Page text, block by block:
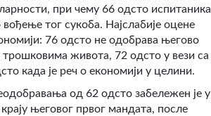
при чему 66 одсто испитаника
тог сукоба. Најслабије оцене
76 одсто не одобрава његово
трошковима живота, 72 одсто у вези са
када је реч о економији у целини.
од 62 одсто забележен је у
крају његовог првог мандата, после